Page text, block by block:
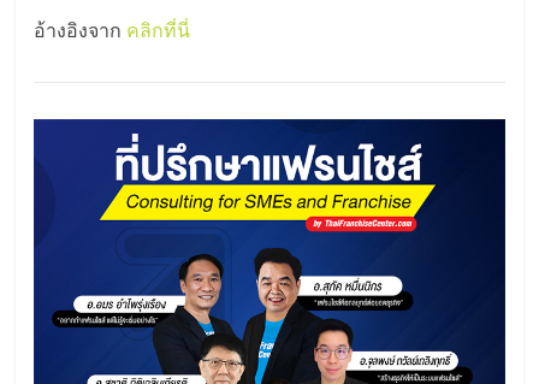
อ้างอิงจาก คลิกที่นี่